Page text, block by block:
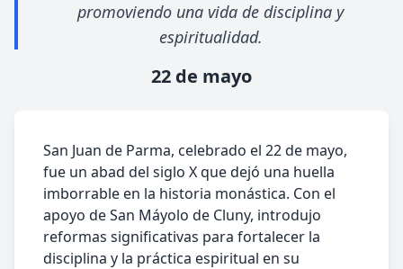
promoviendo una vida de disciplina y
espiritualidad.
22 de mayo
San Juan de Parma, celebrado el 22 de mayo,
fue un abad del siglo X que dejó una huella
imborrable en la historia monástica. Con el
apoyo de San Máyolo de Cluny, introdujo
reformas significativas para fortalecer la
disciplina y la práctica espiritual en su